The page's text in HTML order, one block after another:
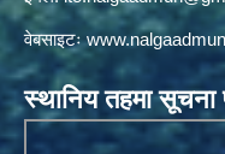
वेबसाइटः
स्थानिय तहमा सूचना